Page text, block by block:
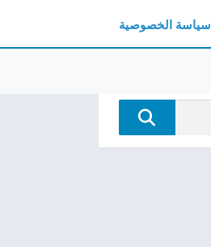
سياسة الخصوصية